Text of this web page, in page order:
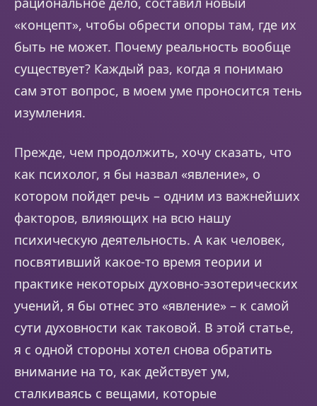
«концепт», чтобы обрести опоры там, где их
быть не может. Почему реальность вообще
существует? Каждый раз, когда я понимаю
сам этот вопрос, в моем уме проносится тень
изумления.
Прежде, чем продолжить, хочу сказать, что
как психолог, я бы назвал «явление», о
котором пойдет речь – одним из важнейших
факторов, влияющих на всю нашу
психическую деятельность. А как человек,
посвятивший какое-то время теории и
практике некоторых духовно-эзотерических
учений, я бы отнес это «явление» – к самой
сути духовности как таковой. В этой статье,
я с одной стороны хотел снова обратить
внимание на то, как действует ум,
сталкиваясь с вещами, которые